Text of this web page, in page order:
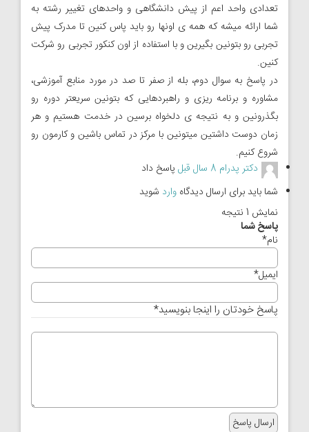
تعدادی واحد اعم از پیش دانشگاهی و واحدهای تغییر رشته به
شما ارائه میشه که همه ی اونها رو باید پاس کنین تا مدرک پیش
تجربی رو بتونین بگیرین و با استفاده از اون کنکور تجربی رو شرکت
کنین.
در پاسخ به سوال دوم، بله از صفر تا صد در مورد منابع آموزشی،
مشاوره و برنامه ریزی و راهبردهایی که بتونین سریعتر دوره رو
بگذرونین و به نتیجه ی دلخواه برسین در خدمت هستیم و هر
زمان دوست داشتین میتونین با مرکز در تماس باشین و کارمون رو
شروع کنیم.
دکتر پدرام 8 سال قبل
پاسخ داد
شما باید برای ارسال دیدگاه وارد شوید
نمایش 1 نتیجه
پاسخ شما
نام*
ایمیل*
پاسخ خودتان را اینجا بنویسید*